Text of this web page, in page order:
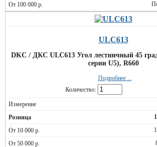
ULC613
DKC / ДКС ULC613 Угол лестничный 45
серии U5), R660
Подробнее ...
Количество: